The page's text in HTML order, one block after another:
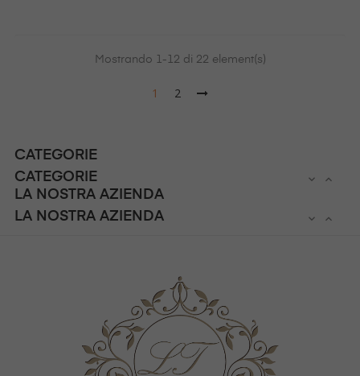
Mostrando 1-12 di 22 element(s)
1 2
CATEGORIE
CATEGORIE
 
LA NOSTRA AZIENDA
LA NOSTRA AZIENDA
 